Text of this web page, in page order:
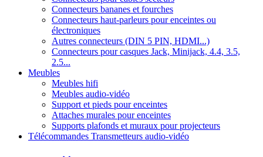
Connecteurs bananes et fourches
Connecteurs haut-parleurs pour enceintes ou
électroniques
Autres connecteurs (DIN 5 PIN, HDMI...)
Connecteurs pour casques Jack, Minijack, 4.4, 3.5,
2.5...
Meubles
Meubles hifi
Meubles audio-vidéo
Support et pieds pour enceintes
Attaches murales pour enceintes
Supports plafonds et muraux pour projecteurs
Télécommandes Transmetteurs audio-vidéo